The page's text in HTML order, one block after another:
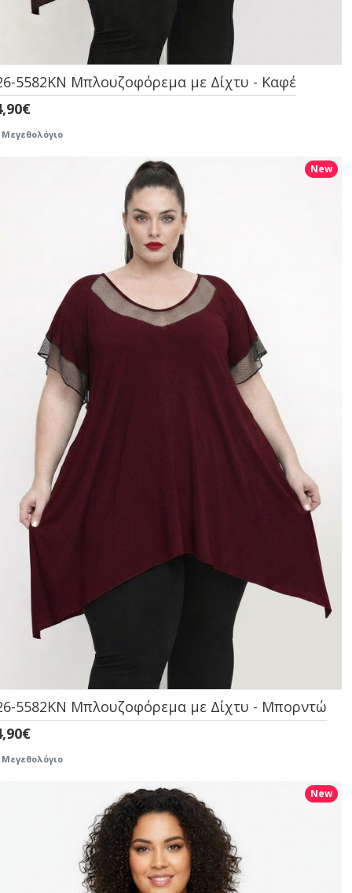
5582KN Μπλουζοφόρεμα με Δίχτυ - Καφέ
Μεγεθολόγιο
New
5582KN Μπλουζοφόρεμα με Δίχτυ - Μπορντώ
Μεγεθολόγιο
New